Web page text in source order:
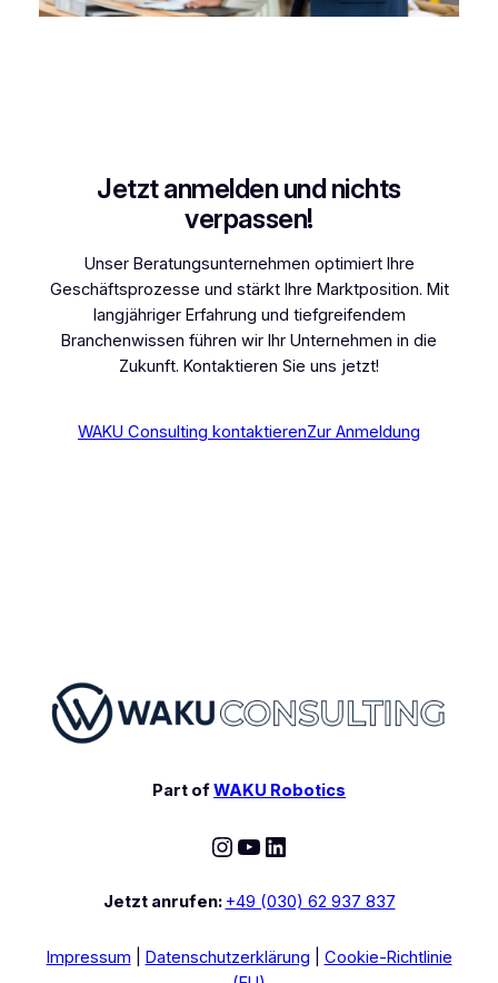
Jetzt anmelden und nichts
verpassen!
Unser Beratungsunternehmen optimiert Ihre
Geschäftsprozesse und stärkt Ihre Marktposition. Mit
langjähriger Erfahrung und tiefgreifendem
Branchenwissen führen wir Ihr Unternehmen in die
Zukunft. Kontaktieren Sie uns jetzt!
WAKU Consulting kontaktierenZur Anmeldung
Part ofWAKU Robotics
Instagram
YouTube
LinkedIn
Jetzt anrufen: +49 (030) 62 937 837
Impressum Datenschutzerklärung
Cookie-Richtlinie